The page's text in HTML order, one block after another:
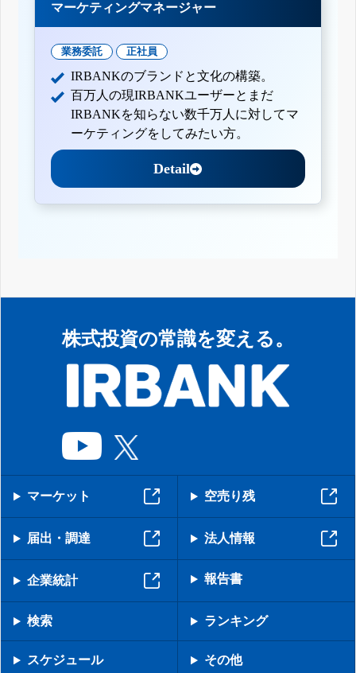
マーケティングマネージャー
業務委託 正社員
IRBANKのブランドと文化の構築。
百万人の現IRBANKユーザーとまだ
IRBANKを知らない数千万人に対してマ
ーケティングをしてみたい方。
Detail
株式投資の常識を変える。
マーケット 空売り残
届出・調達 法人情報
企業統計 報告書
検索 ランキング
スケジュール その他